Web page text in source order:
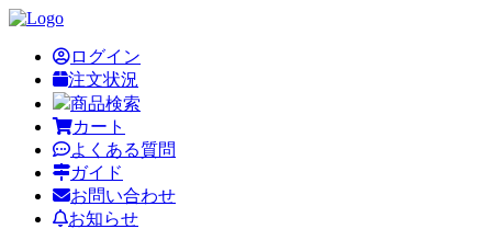
ログイン
注文状況
商品検索
カート
よくある質問
ガイド
お問い合わせ
お知らせ